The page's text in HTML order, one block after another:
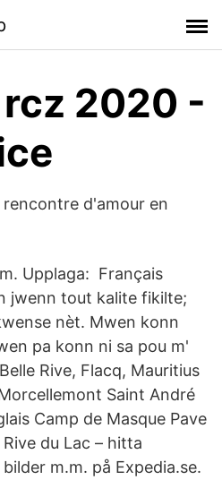
2020 -
d'amour en
Upplaga: Français
jwenn tout kalite fikilte;
nèt. Mwen konn
pa konn ni sa pou m'
Rive, Flacq, Mauritius
Saint André
Camp de Masque Pave
du Lac – hitta
m.m. på Expedia.se.